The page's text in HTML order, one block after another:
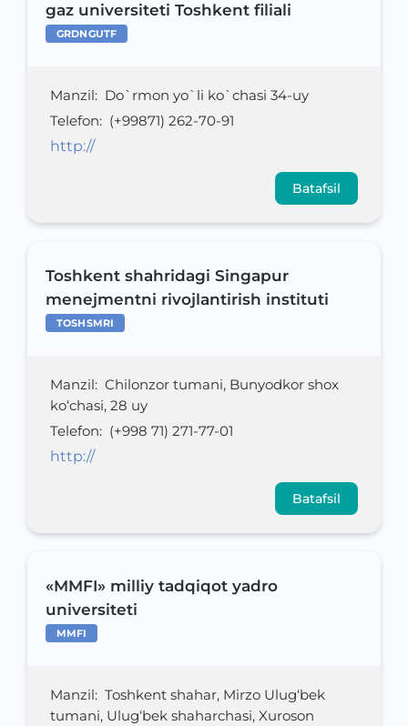
gaz universiteti Toshkent filiali
GRDNGUTF
Manzil: Do`rmon yo`li ko`chasi 34-uy
Telefon: (+99871) 262-70-91
http://
Batafsil
Toshkent shahridagi Singapur
menejmentni rivojlantirish instituti
TOSHSMRI
Manzil: Chilonzor tumani, Bunyodkor shox
ko‘chasi, 28 uy
Telefon: (+998 71) 271-77-01
http://
Batafsil
«MMFI» milliy tadqiqot yadro
universiteti
MMFI
Manzil: Toshkent shahar, Mirzo Ulug‘bek
tumani, Ulug‘bek shaharchasi, Xuroson